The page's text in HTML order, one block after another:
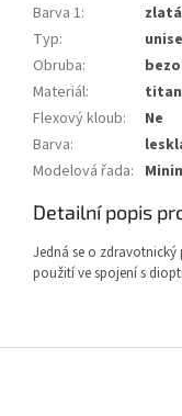
Barva 1:
zlatá
Typ:
Obruba:
Materiál:
titan
Flexový kloub:
Ne
Barva:
Modelová řada:
Detailní popis
Jedná se o zdravotnický
použití ve spojení s